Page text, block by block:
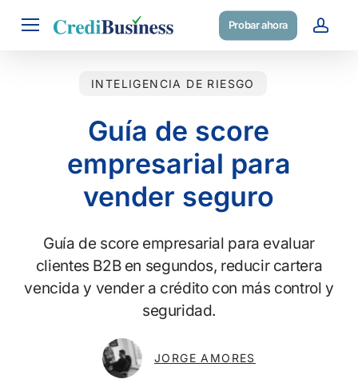
Menu Probar ahora
INTELIGENCIA DE RIESGO
Guía de score
empresarial para
vender seguro
Guía de score empresarial para evaluar
clientes B2B en segundos, reducir cartera
vencida y vender a crédito con más control y
seguridad.
JORGE AMORES